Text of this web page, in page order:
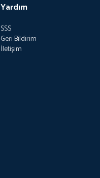
Yardım
SSS
Geri Bildirim
İletişim